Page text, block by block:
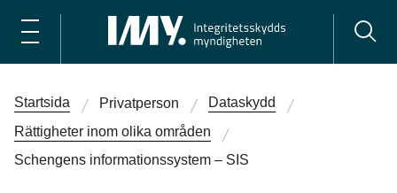
Startsida Privatperson
Dataskydd
Rättigheter inom olika områden
Schengens informations­­system – SIS